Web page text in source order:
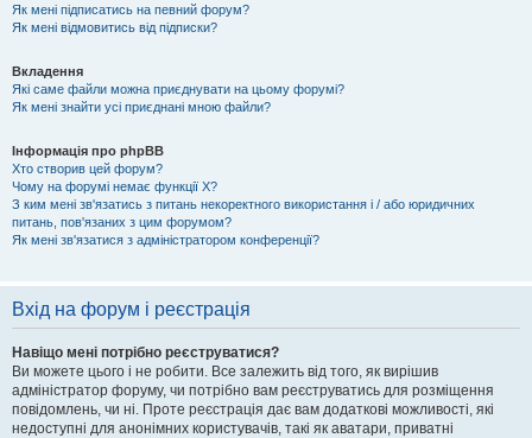
Як мені підписатись на певний форум?
Як мені відмовитись від підписки?
Вкладення
Які саме файли можна приєднувати на цьому форумі?
Як мені знайти усі приєднані мною файли?
Інформація про phpBB
Хто створив цей форум?
Чому на форумі немає функції X?
З ким мені зв'язатись з питань некоректного використання і / або юридичних
питань, пов'язаних з цим форумом?
Як мені зв'язатися з адміністратором конференції?
Вхід на форум і реєстрація
Навіщо мені потрібно реєструватися?
Ви можете цього і не робити. Все залежить від того, як вирішив
адміністратор форуму, чи потрібно вам реєструватись для розміщення
повідомлень, чи ні. Проте реєстрація дає вам додаткові можливості, які
недоступні для анонімних користувачів, такі як аватари, приватні